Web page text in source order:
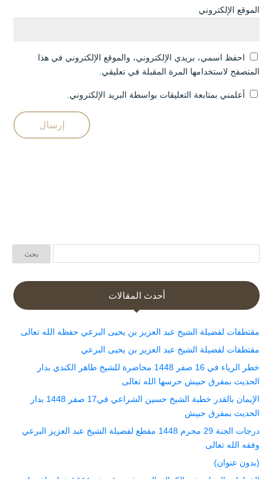
الموقع الإلكتروني
احفظ اسمي، بريدي الإلكتروني، والموقع الإلكتروني في هذا
المتصفح لاستخدامها المرة المقبلة في تعليقي.
أعلمني بمتابعة التعليقات بواسطة البريد الإلكتروني.
أحدث المقالات
مقتطفات لفضيلة الشيخ عبد العزيز بن يحيى البرعي حفظه الله تعالى
مقتطفات لفضيلة الشيخ عبد العزيز بن يحيى البرعي
خطر الرياء في 16 صفر 1448 محاضرة للشيخ طاهر الكندي بدار
الحديث بمفرق حبيش حرسها الله تعالى
الإيمان بالقدر خطبة الشيخ حسين الشراعي في17 صفر 1448 بدار
الحديث بمفرق حبيش
درجات الجنة 29 محرم 1448 مقطع لفضيلة الشيخ عبد العزيز البرعي
وفقه الله تعالى
(بدون عنوان)